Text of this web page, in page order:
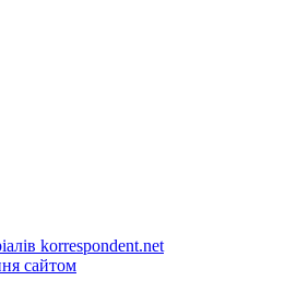
korrespondent.net
сайтом